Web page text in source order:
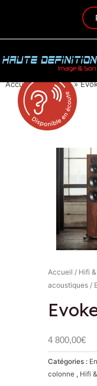
Accueil»Produits»
Accueil / Hifi
acoustiques/
4 800,00€
Catégories :
colonne, Hifi